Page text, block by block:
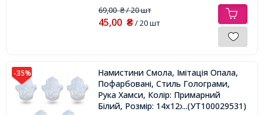
69,00₴/ 20 шт
45,00 ₴/ 20 шт
-35%
Намистини Смола, Імітація Опала,
Пофарбовані, Стиль Голограми,
Рука Хамси, Колір: Примарний
Білий, Розмір: 14х12х3мм, Отвір
...(УТ100029531)